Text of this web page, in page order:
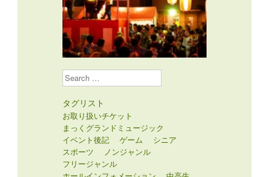
Search
タグリスト
お取り扱いチケット
まっくグランドミュージック
イベント後記
ゲーム
シニア
スポーツ
ノンジャンル
フリージャンル